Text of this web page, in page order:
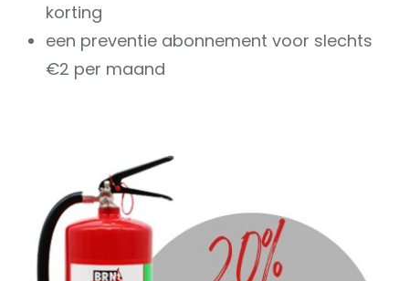
korting
een preventie abonnement voor slechts
€2 per maand